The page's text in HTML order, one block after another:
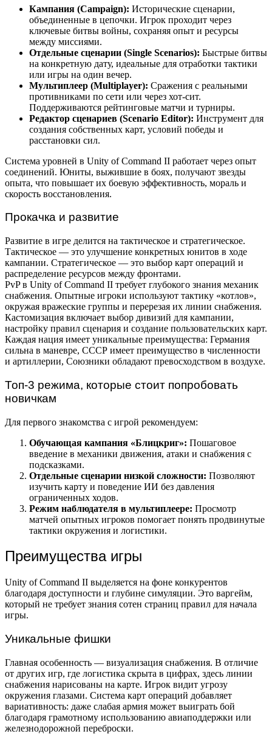
Кампания (Campaign): Исторические сценарии,
объединенные в цепочки. Игрок проходит через
ключевые битвы войны, сохраняя опыт и ресурсы
между миссиями.
Отдельные сценарии (Single Scenarios): Быстрые битвы
на конкретную дату, идеальные для отработки тактики
или игры на один вечер.
Мультиплеер (Multiplayer): Сражения с реальными
противниками по сети или через хот-сит.
Поддерживаются рейтинговые матчи и турниры.
Редактор сценариев (Scenario Editor): Инструмент для
создания собственных карт, условий победы и
расстановки сил.
Система уровней в Unity of Command II работает через опыт
соединений. Юниты, выжившие в боях, получают звезды
опыта, что повышает их боевую эффективность, мораль и
скорость восстановления.
Прокачка и развитие
Развитие в игре делится на тактическое и стратегическое.
Тактическое — это улучшение конкретных юнитов в ходе
кампании. Стратегическое — это выбор карт операций и
распределение ресурсов между фронтами.
PvP в Unity of Command II требует глубокого знания механик
снабжения. Опытные игроки используют тактику «котлов»,
окружая вражеские группы и перерезая их линии снабжения.
Кастомизация включает выбор дивизий для кампании,
настройку правил сценария и создание пользовательских карт.
Каждая нация имеет уникальные преимущества: Германия
сильна в маневре, СССР имеет преимущество в численности
и артиллерии, Союзники обладают превосходством в воздухе.
Топ-3 режима, которые стоит попробовать
новичкам
Для первого знакомства с игрой рекомендуем:
Обучающая кампания «Блицкриг»: Пошаговое
введение в механики движения, атаки и снабжения с
подсказками.
Отдельные сценарии низкой сложности: Позволяют
изучить карту и поведение ИИ без давления
ограниченных ходов.
Режим наблюдателя в мультиплеере: Просмотр
матчей опытных игроков помогает понять продвинутые
тактики окружения и логистики.
Преимущества игры
Unity of Command II выделяется на фоне конкурентов
благодаря доступности и глубине симуляции. Это варгейм,
который не требует знания сотен страниц правил для начала
игры.
Уникальные фишки
Главная особенность — визуализация снабжения. В отличие
от других игр, где логистика скрыта в цифрах, здесь линии
снабжения нарисованы на карте. Игрок видит угрозу
окружения глазами. Система карт операций добавляет
вариативность: даже слабая армия может выиграть бой
благодаря грамотному использованию авиаподдержки или
железнодорожной переброски.